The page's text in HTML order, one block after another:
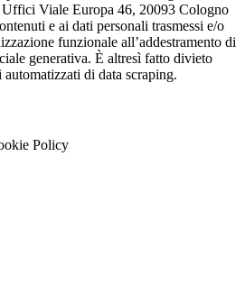
Uffici Viale Europa 46, 20093 Cologno
e ai dati personali trasmessi e/o
funzionale all’addestramento di
generativa. È altresì fatto divieto
di data scraping.
Policy